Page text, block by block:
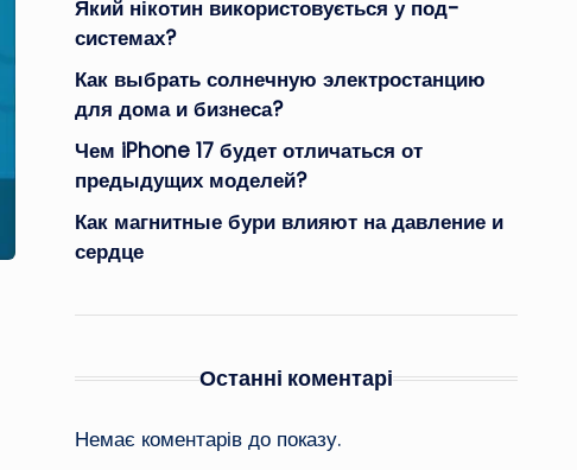
Який нікотин використовується у под-
системах?
Как выбрать солнечную электростанцию
для дома и бизнеса?
Чем iPhone 17 будет отличаться от
предыдущих моделей?
Как магнитные бури влияют на давление и
сердце
Останні коментарі
Немає коментарів до показу.